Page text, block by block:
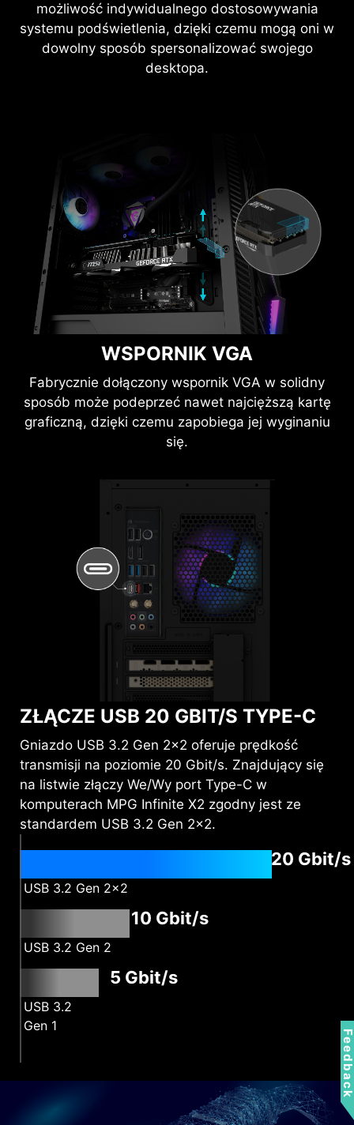
możliwość indywidualnego dostosowywania
systemu podświetlenia, dzięki czemu mogą oni w
dowolny sposób spersonalizować swojego
desktopa.
WSPORNIK VGA
Fabrycznie dołączony wspornik VGA w solidny
sposób może podeprzeć nawet najcięższą kartę
graficzną, dzięki czemu zapobiega jej wyginaniu
się.
ZŁĄCZE USB 20 GBIT/S TYPE-C
Gniazdo USB 3.2 Gen 2x2 oferuje prędkość
transmisji na poziomie 20 Gbit/s. Znajdujący się
na listwie złączy We/Wy port Type-C w
komputerach MPG Infinite X2 zgodny jest ze
standardem USB 3.2 Gen 2x2.
20 Gbit/s
USB 3.2 Gen 2x2
10 Gbit/s
USB 3.2 Gen 2
5 Gbit/s
USB 3.2
Gen 1